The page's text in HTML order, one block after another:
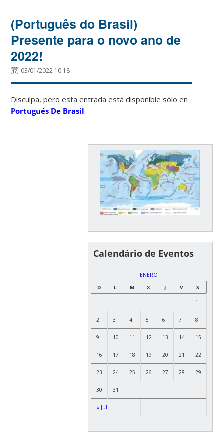
(Português do Brasil)
Presente para o novo ano de
2022!
03/01/2022 10:18
Disculpa, pero esta entrada está disponible sólo en
Portugués De Brasil.
Calendário de Eventos
ENERO
D
L M X J V S
« Jul
1
2 3 4 5 6 7 8
9 10 11 12 13 14 15
16 17 18 19 20 21 22
23 24 25 26 27 28 29
30 31